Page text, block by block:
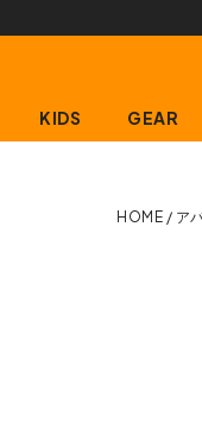
KIDS GEAR
HOME ア